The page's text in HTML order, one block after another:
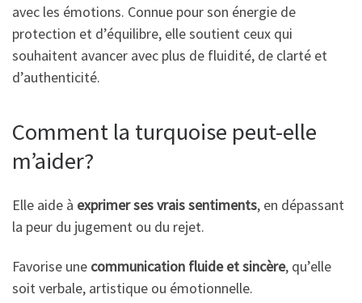
avec les émotions. Connue pour son énergie de
protection et d’équilibre, elle soutient ceux qui
souhaitent avancer avec plus de fluidité, de clarté et
d’authenticité.
Comment la turquoise peut-elle
m’aider?
Elle aide à exprimer ses vrais sentiments, en dépassant
la peur du jugement ou du rejet.
Favorise une communication fluide et sincère, qu’elle
soit verbale, artistique ou émotionnelle.